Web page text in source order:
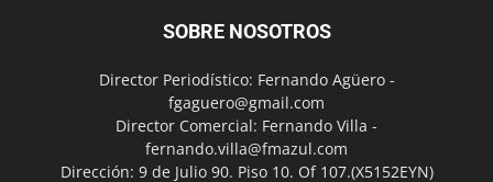
SOBRE NOSOTROS
Director Periodístico: Fernando Agüero -
fgaguero@gmail.com
Director Comercial: Fernando Villa -
fernando.villa@fmazul.com
Dirección: 9 de Julio 90. Piso 10. Of 107.(X5152EYN)